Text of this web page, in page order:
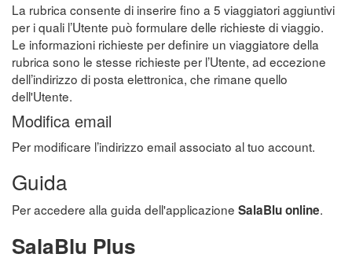
La rubrica consente di inserire fino a 5 viaggiatori aggiuntivi
per i quali l’Utente può formulare delle richieste di viaggio.
Le informazioni richieste per definire un viaggiatore della
rubrica sono le stesse richieste per l’Utente, ad eccezione
dell’indirizzo di posta elettronica, che rimane quello
dell'Utente.
Modifica email
Per modificare l’indirizzo email associato al tuo account.
Guida
Per accedere alla guida dell'applicazione SalaBlu online.
SalaBlu Plus